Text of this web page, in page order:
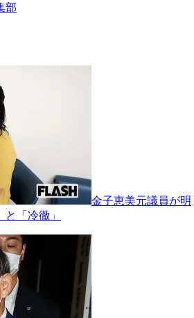
部
金子恵美元議員が明
「冷徹」